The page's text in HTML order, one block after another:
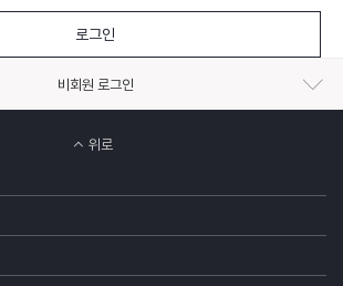
로그인
비회원 로그인
위로